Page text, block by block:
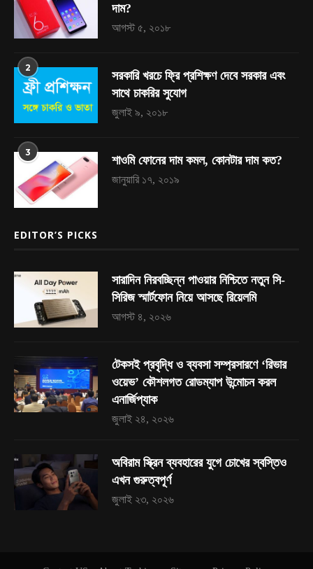
দাম?
আগস্ট ৫, ২০১৮
2
সরকারি খরচে ফ্রি প্রশিক্ষণ দেবে সরকার এবং
সাথে চাকরির সুযোগ
জুলাই ৯, ২০১৮
3
শাওমি ফোনের দাম কমল, কোনটার দাম কত?
জানুয়ারি ১৭, ২০১৯
EDITOR’S PICKS
সারাদিন নিরবচ্ছিন্ন পাওয়ার নিশ্চিতে নতুন সি-
সিরিজ স্মার্টফোন নিয়ে আসছে রিয়েলমি
আগস্ট ৪, ২০২৬
টেকসই প্রবৃদ্ধি ও ব্যবসা সম্প্রসারণে ‘রিভার
ওয়েভ’ কৌশলগত রোডম্যাপ উন্মোচন করল
এনার্জিপ্যাক
জুলাই ২৪, ২০২৬
অবিরাম স্ক্রিন ব্যবহারের যুগে চোখের স্বস্তিও
এখন গুরুত্বপূর্ণ
জুলাই ২৩, ২০২৬